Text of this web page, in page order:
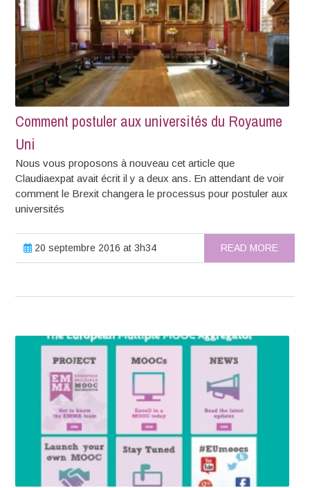
Comment postuler aux universités du Royaume
Uni
Nous vous proposons à nouveau cet article que
Claudiaexpat avait écrit il y a deux ans. En attendant de voir
comment le Brexit changera le processus pour postuler aux
universités
20 septembre 2016 at 3h34 READ MORE